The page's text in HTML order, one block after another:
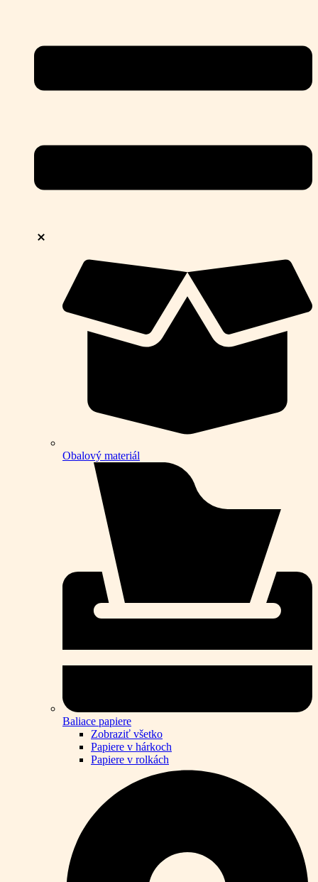
Obalový materiál
Baliace papiere
Zobraziť všetko
Papiere v hárkoch
Papiere v rolkách